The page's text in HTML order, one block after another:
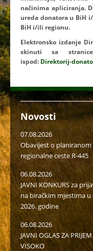
načinima apliciranja.
ureda donatora u BiH
BiH i/ili regionu.
Elektronsko izdanje
skinuti sa
ispod: Direktorij-
Novosti
07.08.2026
Obavijest o
regionalne ceste R-445
06.08.2026
JAVNI KONKURS za
na biračkim mjestima u
2026. godine
06.08.2026
JAVNI OGLAS ZA
VISOKO